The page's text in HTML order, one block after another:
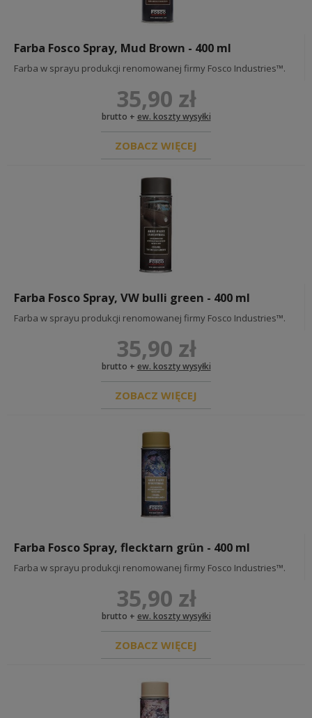
Farba Fosco Spray, Mud Brown - 400 ml
Farba w sprayu produkcji renomowanej firmy Fosco Industries™.
35,90 zł
brutto + ew. koszty wysyłki
ZOBACZ WIĘCEJ
Farba Fosco Spray, VW bulli green - 400 ml
Farba w sprayu produkcji renomowanej firmy Fosco Industries™.
35,90 zł
brutto + ew. koszty wysyłki
ZOBACZ WIĘCEJ
Farba Fosco Spray, flecktarn grün - 400 ml
Farba w sprayu produkcji renomowanej firmy Fosco Industries™.
35,90 zł
brutto + ew. koszty wysyłki
ZOBACZ WIĘCEJ